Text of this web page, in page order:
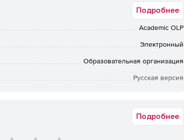
Плюс
Подробнее
Academic OLP
Электронный
Образовательная организация
Русская версия
Подробнее